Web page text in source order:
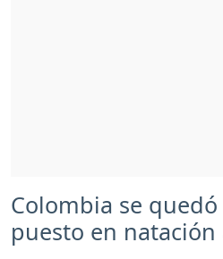
Colombia se
puesto en natación